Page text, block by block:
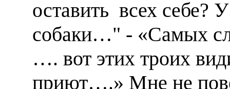
оставить всех себе?
собаки…" - «Самых
…. вот этих троих
приют….» Мне не